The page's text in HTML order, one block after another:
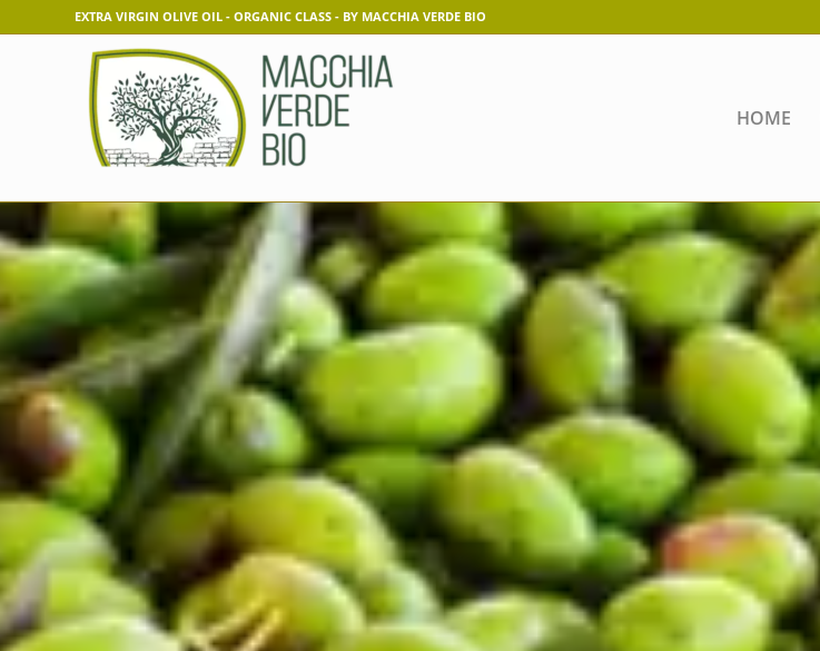
EXTRA VIRGIN OLIVE OIL - ORGANIC CLASS - BY MACCHIA VERDE BIO
HOME